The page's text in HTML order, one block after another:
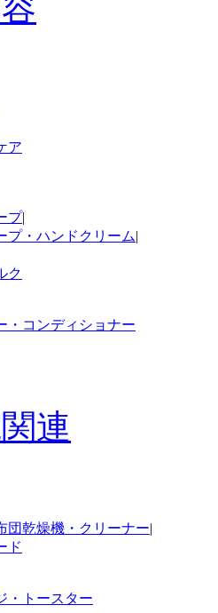
ア
プ|
プ・ハンドクリーム|
ク
・コンディショナー
連
団乾燥機・クリーナー|
ド
・トースター